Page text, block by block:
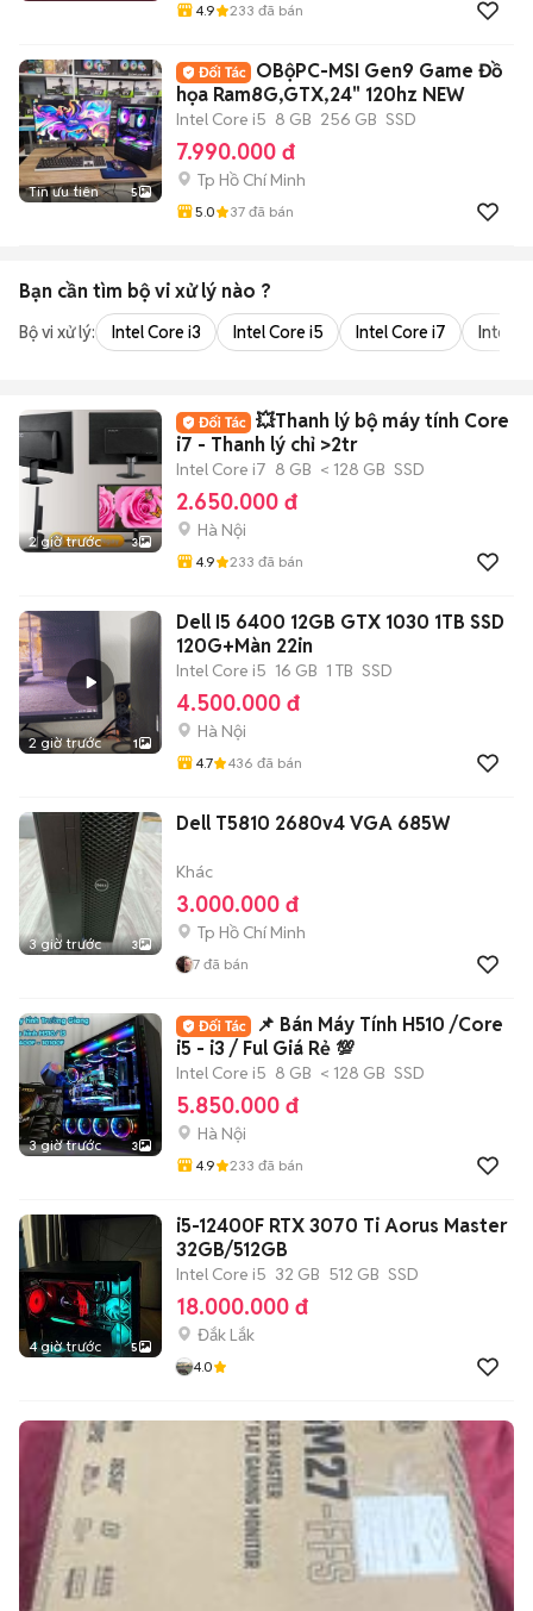
4.9 233 đã bán
Tin ưu tiên 5
OBộPC-MSI Gen9 Game Đồ
họa Ram8G,GTX,24" 120hz NEW
Intel Core i5 8 GB 256 GB SSD
7.990.000 đ
Tp Hồ Chí Minh
5.0 37 đã bán
Bạn cần tìm bộ vi xử lý nào ?
Bộ vi xử lý: Intel Core i3 Intel Core i5 Intel Core i7 Intel
2 giờ trước 3
💥Thanh lý bộ máy tính Core
i7 - Thanh lý chỉ >2tr
Intel Core i7 8 GB < 128 GB SSD
2.650.000 đ
Hà Nội
4.9 233 đã bán
2 giờ trước 1
Dell I5 6400 12GB GTX 1030 1TB SSD
120G+Màn 22in
Intel Core i5 16 GB 1 TB SSD
4.500.000 đ
Hà Nội
4.7 436 đã bán
3 giờ trước 3
Dell T5810 2680v4 VGA 685W
Khác
3.000.000 đ
Tp Hồ Chí Minh
7 đã bán
3 giờ trước 3
📌 Bán Máy Tính H510 /Core
i5 - i3 / Ful Giá Rẻ 💯
Intel Core i5 8 GB < 128 GB SSD
5.850.000 đ
Hà Nội
4.9 233 đã bán
4 giờ trước 5
i5-12400F RTX 3070 Ti Aorus Master
32GB/512GB
Intel Core i5 32 GB 512 GB SSD
18.000.000 đ
Đắk Lắk
4.0